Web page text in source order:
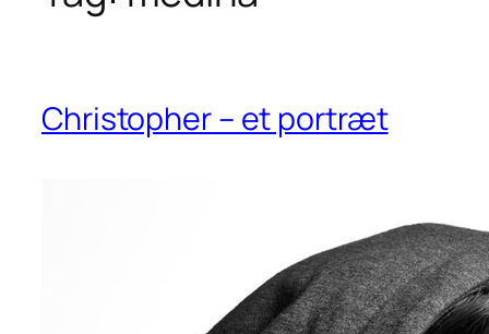
Christopher – et portræt